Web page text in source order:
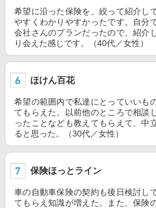
希望に沿った保険を、絞って紹介し
やすくわかりやすかったです。自分
会社さんのプランだったので、紹介
り会えた感じです。（40代／女性）
ほけん百花
希望の範囲内で私達にとっていいも
てもらえた。以前他のところで相談
ったことなども教えてもらえて、中
ると思った。（30代／女性）
保険ほっとライン
車の自動車保険の契約も後日検討し
てもらえ知識が増えた。また、保険